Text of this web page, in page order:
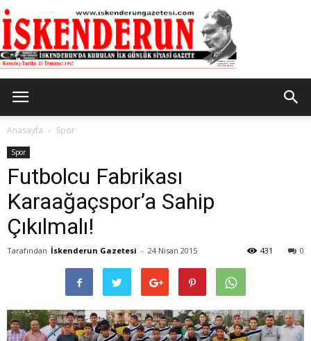
Gazetesi
Anasayfa Spor
Spor
Futbolcu Fabrikası
Karaağaçspor’a Sahip
Çıkılmalı!
Tarafından İskenderun Gazetesi - 24 Nisan 2015 0
431